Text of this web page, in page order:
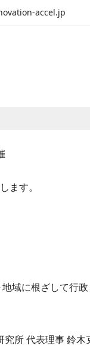
accel.jp
ます。
域に根ざして行
究所 代表理事 鈴木